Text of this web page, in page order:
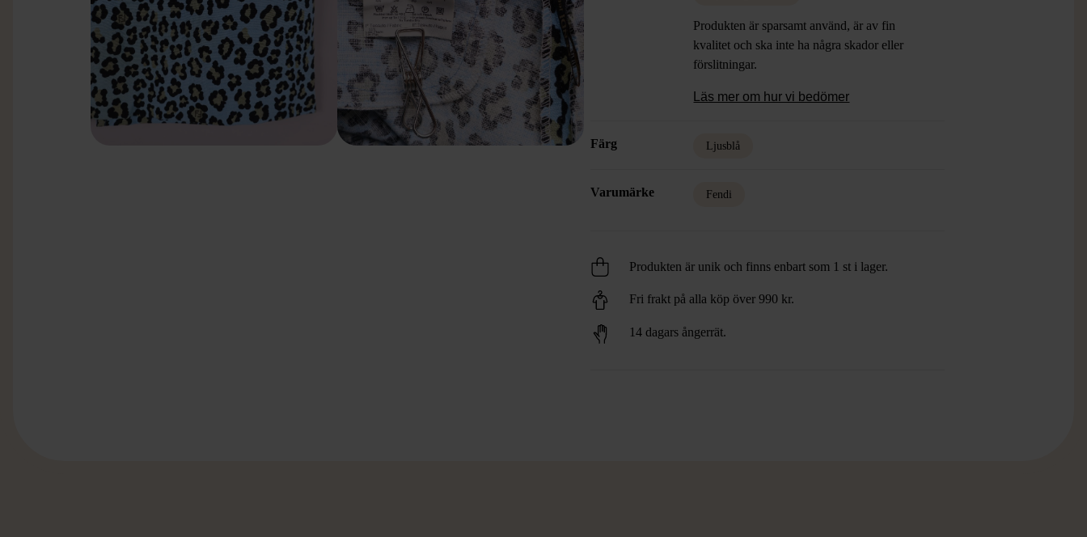
Produkten är sparsamt använd, är av fin
kvalitet och ska inte ha några skador eller
förslitningar.
Läs mer om hur vi bedömer
Färg Ljusblå
Varumärke Fendi
Produkten är unik och finns enbart som 1 st i lager.
Fri frakt på alla köp över 990 kr.
14 dagars ångerrät.